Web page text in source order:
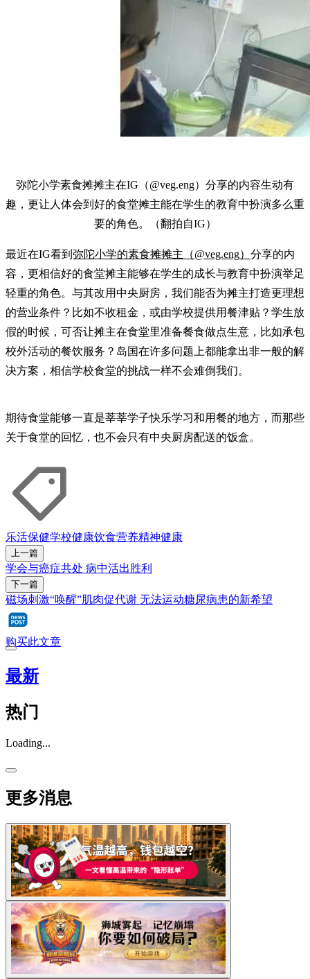
弥陀小学素食摊摊主在IG（@veg.eng）分享的内容生动有
趣，更让人体会到好的食堂摊主能在学生的教育中扮演多么重
要的角色。（翻拍自IG）
最近在IG看到 弥陀小学的素食摊摊主（@veg.eng） 分享的内
容，更相信好的食堂摊主能够在学生的成长与教育中扮演举足
轻重的角色。与其改用中央厨房，我们能否为摊主打造更理想
的营业条件？比如不收租金，或由学校提供用餐津贴？学生放
假的时候，可否让摊主在食堂里准备餐食做点生意，比如承包
校外活动的餐饮服务？岛国在许多问题上都能拿出非一般的解
决方案，相信学校食堂的挑战一样不会难倒我们。
期待食堂能够一直是莘莘学子快乐学习和用餐的地方，而那些
关于食堂的回忆，也不会只有中央厨房配送的饭盒。
乐活保健学校健康饮食营养精神健康
上一篇
学会与癌症共处 病中活出胜利
下一篇
磁场刺激“唤醒”肌肉促代谢 无法运动糖尿病患的新希望
购买此文章
最新
热门
Loading...
更多消息